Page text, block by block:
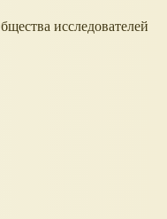
исследователей